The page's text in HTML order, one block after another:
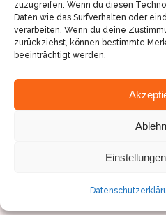
zuzugreifen. Wenn du diesen
Daten wie das Surfverhalten oder
verarbeiten. Wenn du deine
zurückziehst, können bestimmte
beeinträchtigt werden.
© Sven Pfister,
Impressum/